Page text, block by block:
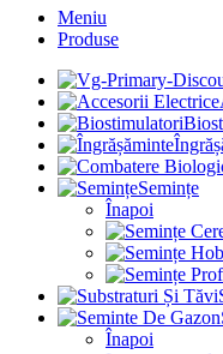
Meniu
Produse
Semințe
Înapoi
Înapoi